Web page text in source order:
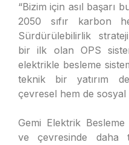
“Bizim için asıl başarı
2050 sıfır karbon
Sürdürülebilirlik
bir ilk olan OPS
elektrikle besleme
teknik bir yatırım
çevresel hem de
Gemi Elektrik Besleme
ve çevresinde daha